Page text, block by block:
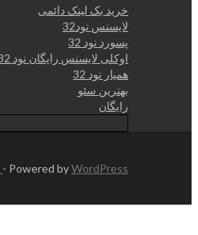
خرید بک لینک دائمی
لایسنس نود32
پسورد نود 32
اوکلی لایسنس رایگان نود 32
همیار نود 32
بهترین سئو
رایگان
- Powered byWordPress